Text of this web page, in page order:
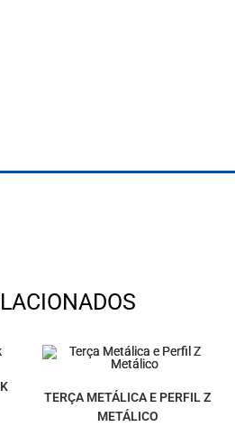
TERÇA METÁLICA E PERFIL Z
METÁLICO